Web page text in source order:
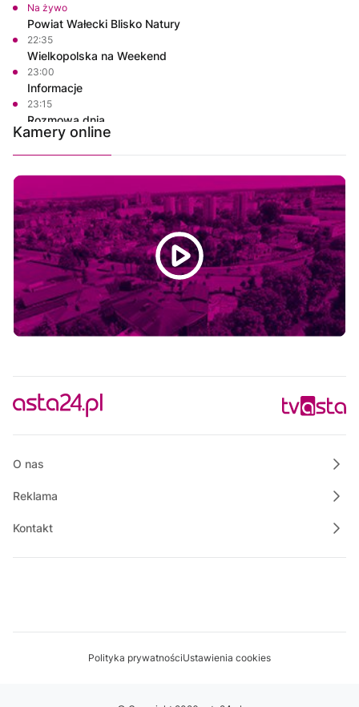
Na żywo
Powiat Wałecki Blisko Natury
22:35
Wielkopolska na Weekend
23:00
Informacje
23:15
Rozmowa dnia
Kamery online
O nas
Reklama
Kontakt
Polityka prywatnościUstawienia cookies